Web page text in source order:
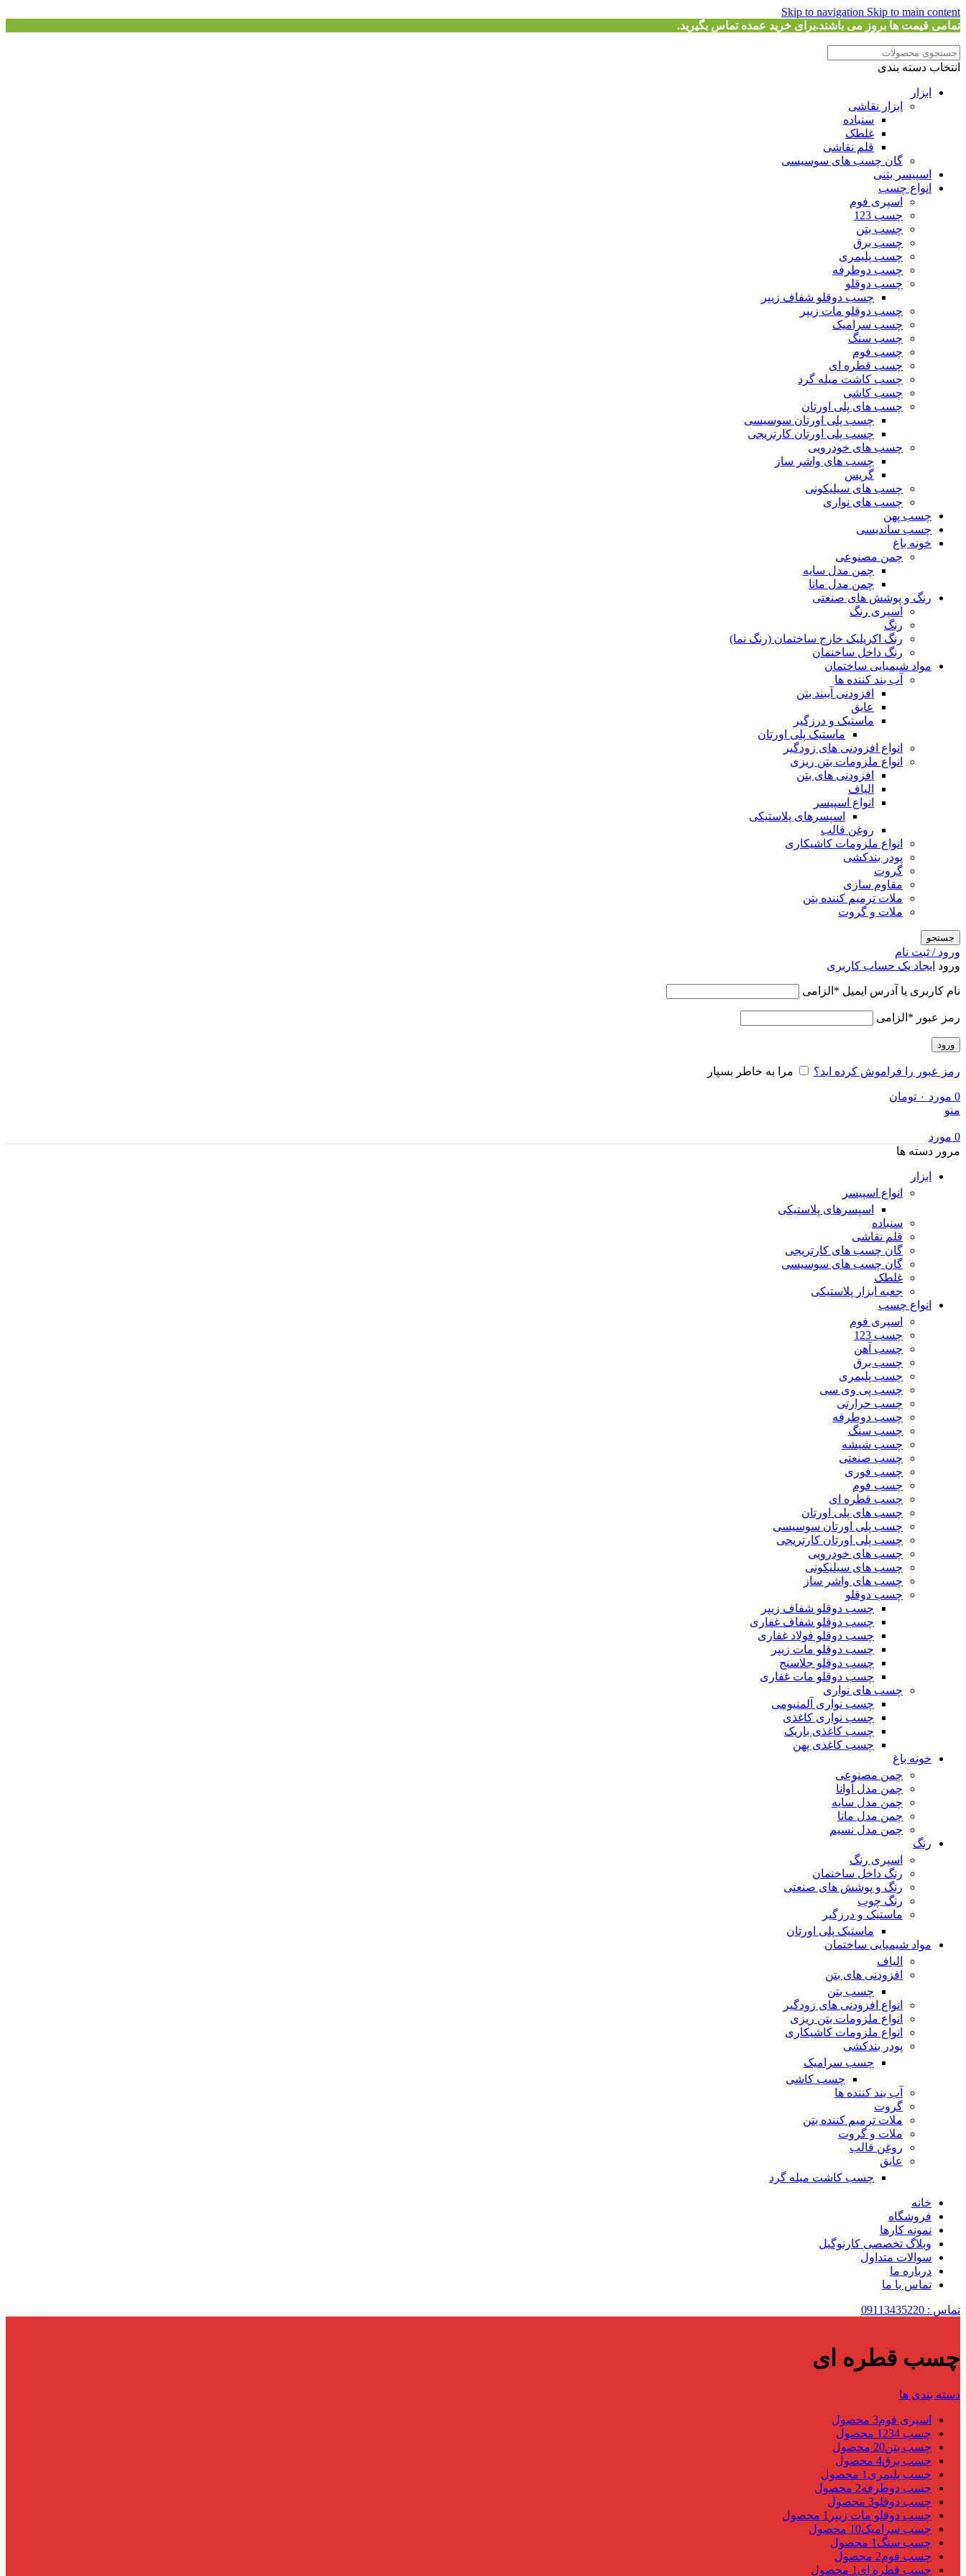
Skip to navigation Skip to main content
تمامی قیمت ها بروز می باشند.برای خرید عمده تماس بگیرید.
انتخاب دسته بندی
ابزار
ابزار نقاشی
سنباده
غلطک
قلم نقاشی
گان چسب های سوسیسی
اسپیسر بتنی
انواع چسب
اسپری فوم
چسب 123
چسب بتن
چسب برق
چسب پلیمری
چسب دوطرفه
چسب دوقلو
چسب دوقلو شفاف زیپر
چسب دوقلو مات زیپر
چسب سرامیک
چسب سنگ
چسب فوم
چسب قطره ای
چسب کاشت میله گرد
چسب کاشی
چسب های پلی اورتان
چسب پلی اورتان سوسیسی
چسب پلی اورتان کارتریجی
چسب های خودرویی
چسب های واشر ساز
گریس
چسب های سیلیکونی
چسب های نواری
چسب پهن
چسب ساندیسی
خونه باغ
چمن مصنوعی
چمن مدل سایه
چمن مدل مانا
رنگ و پوشش های صنعتی
اسپری رنگ
رنگ
رنگ اکریلیک خارج ساختمان (رنگ نما)
رنگ داخل ساخنمان
مواد شیمیایی ساختمان
آب بند کننده ها
افزودنی آببند بتن
عایق
ماستیک و درزگیر
ماستیک پلی اورتان
انواع افزودنی های زودگیر
انواع ملزومات بتن ریزی
افزودنی های بتن
الیاف
انواع اسپیسر
اسپسرهای پلاستیکی
روغن قالب
انواع ملزومات کاشیکاری
پودر بندکشی
گروت
مقاوم سازی
ملات ترمیم کننده بتن
ملات و گروت
جستجو
ورود / ثبت نام
ورود ایجاد یک حساب کاربری
نام کاربری یا آدرس ایمیل * الزامی
رمز عبور * الزامی
ورود
رمز عبور را فراموش کرده اید؟ مرا به خاطر بسپار
0 مورد ۰ تومان
منو
0 مورد
مرور دسته ها
ابزار
انواع اسپیسر
اسپسرهای پلاستیکی
سنباده
قلم نقاشی
گان چسب های کارتریجی
گان چسب های سوسیسی
غلطک
جعبه ابزار پلاستیکی
انواع چسب
اسپری فوم
چسب 123
چسب آهن
چسب برق
چسب پلیمری
چسب پی وی سی
چسب حرارتی
چسب دوطرفه
چسب سنگ
چسب شیشه
چسب صنعتی
چسب فوری
چسب فوم
چسب قطره ای
چسب های پلی اورتان
چسب پلی اورتان سوسیسی
چسب پلی اورتان کارتریجی
چسب های خودرویی
چسب های سیلیکونی
چسب های واشر ساز
چسب دوقلو
چسب دوقلو شفاف زیپر
چسب دوقلو شفاف غفاری
چسب دوقلو فولاد غفاری
چسب دوقلو مات زیپر
چسب دوقلو جلاسنج
چسب دوقلو مات غفاری
چسب های نواری
چسب نواری آلمنیومی
چسب نواری کاغذی
چسب کاغذی باریک
چسب کاغذی پهن
خونه باغ
چمن مصنوعی
چمن مدل آوانا
چمن مدل سایه
چمن مدل مانا
چمن مدل نسیم
رنگ
اسپری رنگ
رنگ داخل ساخنمان
رنگ و پوشش های صنعتی
رنگ چوب
ماستیک و درزگیر
ماستیک پلی اورتان
مواد شیمیایی ساختمان
الیاف
افزودنی های بتن
چسب بتن
انواع افزودنی های زودگیر
انواع ملزومات بتن ریزی
انواع ملزومات کاشیکاری
پودر بندکشی
چسب سرامیک
چسب کاشی
آب بند کننده ها
گروت
ملات ترمیم کننده بتن
ملات و گروت
روغن قالب
عایق
چسب کاشت میله گرد
خانه
فروشگاه
نمونه کارها
وبلاگ تخصصی کارنوگیل
سوالات متداول
درباره ما
تماس با ما
تماس : 09113435220
چسب قطره ای
دسته بندی ها
اسپری فوم3 محصول
چسب 123 4 محصول
چسب بتن20 محصول
چسب برق4 محصول
چسب پلیمری 1 محصول
چسب دوطرفه2 محصول
چسب دوقلو3 محصول
چسب دوقلو مات زیپر 1 محصول
چسب سرامیک10 محصول
چسب سنگ 1 محصول
چسب فوم2 محصول
چسب قطره ای 1 محصول